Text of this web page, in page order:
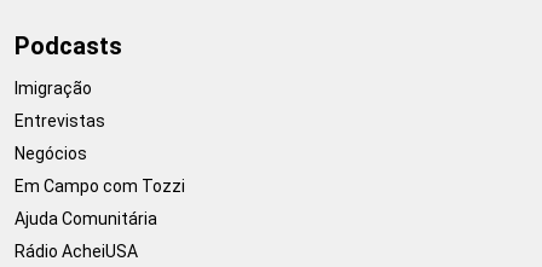
Podcasts
Imigração
Entrevistas
Negócios
Em Campo com Tozzi
Ajuda Comunitária
Rádio AcheiUSA